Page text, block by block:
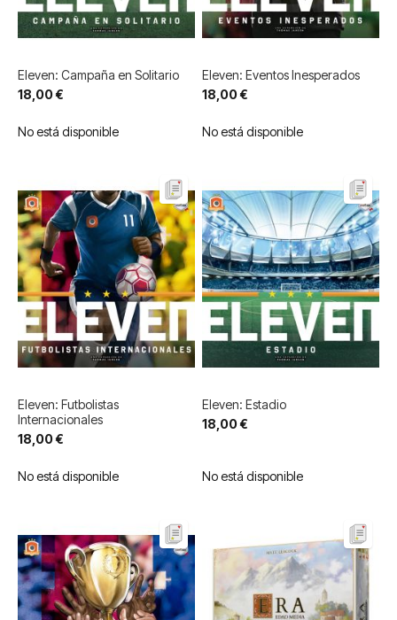
Eleven: Campaña en Solitario
18,00 €
No está disponible
Eleven: Eventos Inesperados
18,00 €
No está disponible
Eleven: Futbolistas
Internacionales
18,00 €
No está disponible
Eleven: Estadio
18,00 €
No está disponible